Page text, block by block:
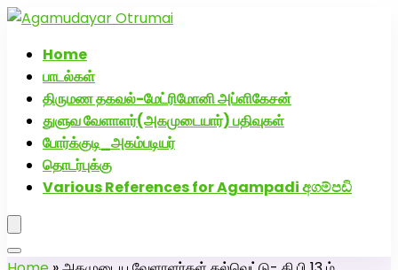
Home
பாடல்கள்
திருமண தகவல்-மேட்ரிமோனி அப்ளிகேசன்
துளுவ வேளாளர்(அகமுடையார்) பதிவுகள்
போர்க்குடி_அகம்படியர்
தொடர்புக்கு
Various References for Agampadi අගම්පඩි
அகமுடையார் திருமண வரன்களுக்கு அகமுடையார்மேட்ரி-